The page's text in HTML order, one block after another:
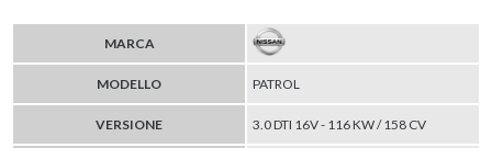
MARCA
MODELLO PATROL
VERSIONE 3.0 DTI 16V - 116 KW / 158 CV